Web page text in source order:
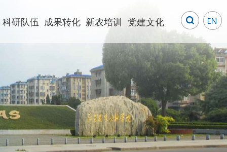
科研队伍 成果转化 新农培训 党建文化